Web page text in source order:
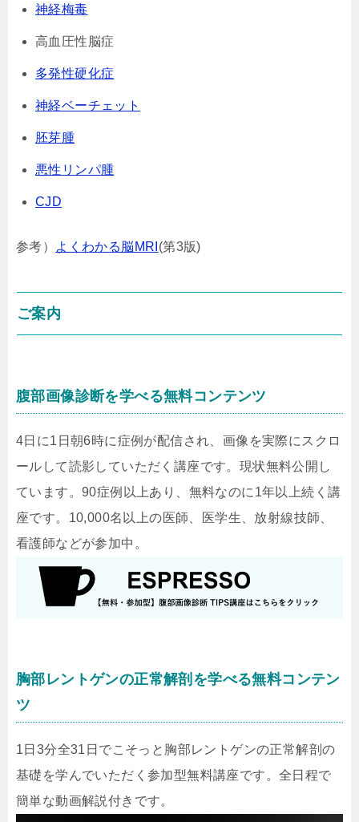
神経梅毒
高血圧性脳症
多発性硬化症
神経ベーチェット
胚芽腫
悪性リンパ腫
CJD
参考） よくわかる脳MRI (第3版)
ご案内
腹部画像診断を学べる無料コンテンツ
4日に1日朝6時に症例が配信され、画像を実際にスクロ
ールして読影していただく講座です。現状無料公開し
ています。90症例以上あり、無料なのに1年以上続く講
座です。10,000名以上の医師、医学生、放射線技師、
看護師などが参加中。
胸部レントゲンの正常解剖を学べる無料コンテン
ツ
1日3分全31日でこそっと胸部レントゲンの正常解剖の
基礎を学んでいただく参加型無料講座です。全日程で
簡単な動画解説付きです。